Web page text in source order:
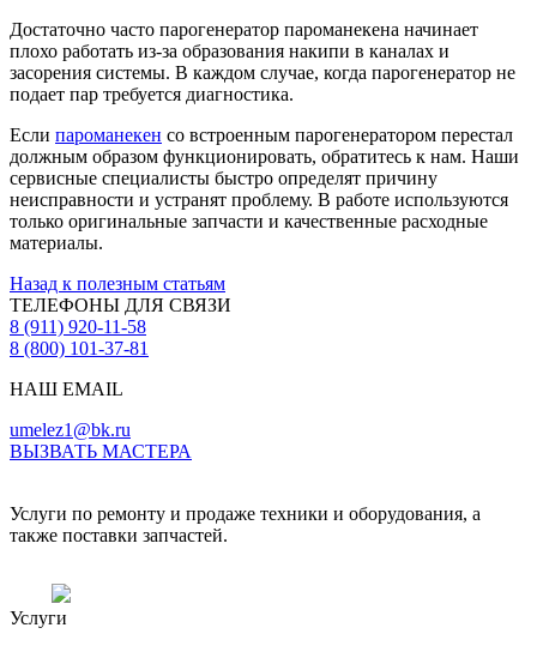
Достаточно часто парогенератор пароманекена начинает
плохо работать из-за образования накипи в каналах и
засорения системы. В каждом случае, когда парогенератор не
подает пар требуется диагностика.
Если пароманекен со встроенным парогенератором перестал
должным образом функционировать, обратитесь к нам. Наши
сервисные специалисты быстро определят причину
неисправности и устранят проблему. В работе используются
только оригинальные запчасти и качественные расходные
материалы.
Назад к полезным статьям
ТЕЛЕФОНЫ ДЛЯ СВЯЗИ
8 (911) 920-11-58
8 (800) 101-37-81
НАШ EMAIL
umelez1@bk.ru
ВЫЗВАТЬ МАСТЕРА
Услуги по ремонту и продаже техники и оборудования, а
также поставки запчастей.
Услуги